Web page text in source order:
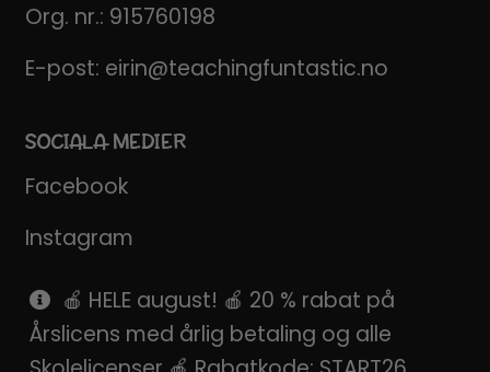
Org. nr.: 915760198
E-post: eirin@teachingfuntastic.no
SOCIALA MEDIER
Facebook
Instagram
Pinterest
SnapChat
🍎 HELE august! 🍎 20 % rabat på
Årslicens med årlig betaling og alle